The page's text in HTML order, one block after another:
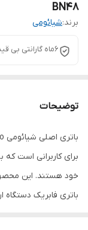
BN48
برند:شیائومی
6ماه گارانتی بی قید و شرط
توضیحات
برای کاربرانی است
خود هستند. این
باتری فابریک دستگاه